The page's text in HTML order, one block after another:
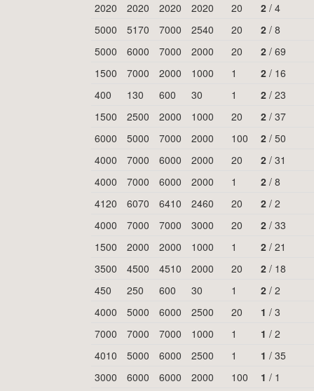
2020
2020 2020 2020 20 2 / 4
5000
5170 7000 2540 20 2 / 8
5000
6000 7000 2000 20 2 / 69
1500
7000 2000 1000 1 2 / 16
400
130 600 30 1 2 / 23
1500
2500 2000 1000 20 2 / 37
6000
5000 7000 2000 100 2 / 50
4000
7000 6000 2000 20 2 / 31
4000
7000 6000 2000 1 2 / 8
4120
6070 6410 2460 20 2 / 2
4000
7000 7000 3000 20 2 / 33
1500
2000 2000 1000 1 2 / 21
3500
4500 4510 2000 20 2 / 18
450
250 600 30 1 2 / 2
4000
5000 6000 2500 20 1 / 3
7000
7000 7000 1000 1 1 / 2
4010
5000 6000 2500 1 1 / 35
3000
6000 6000 2000 100 1 / 1